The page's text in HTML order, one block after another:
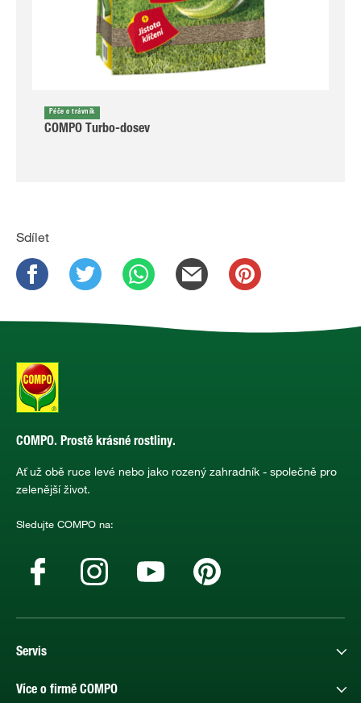
Péče o trávník
COMPO Turbo-dosev
Sdílet
COMPO. Prostě krásné rostliny.
Ať už obě ruce levé nebo jako rozený zahradník - společně pro
zelenější život.
Sledujte COMPO na:
Servis
Více o firmě COMPO